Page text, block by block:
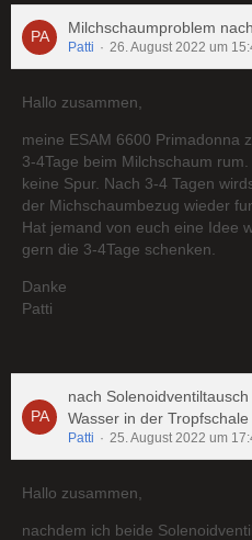
Milchschaumproblem
Patti 26. August 2022 um
Hallo zusammen,
meine ESAM 6600 Primadonna
3-4Tage beim Milchschaum
keine Spur. Nach 3-4 Tagen
der Michschaumbezug wieder
Hat jemand von euch eine Idee
gern die 3-4Tage schenken.
Danke
Patti
nach
Wasser in der Tropfschale
Patti 25. August 2022 um
Hallo zusammen,
nachdem ich beide